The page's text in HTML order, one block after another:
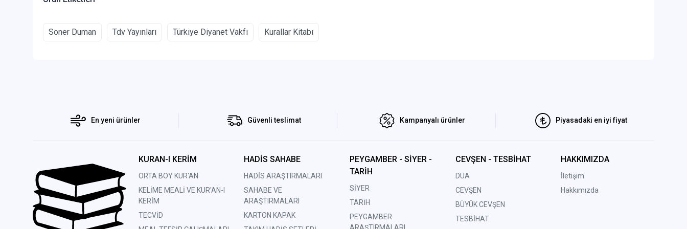
Soner Duman Tdv Yayınları Türkiye Diyanet Vakfı Kurallar Kitabı
En yeni ürünler Güvenli teslimat Kampanyalı ürünler Piyasadaki en iyi fiyat
KURAN-I KERİM
ORTA BOY KUR'AN
KELİME MEALİ VE KUR'AN-I
KERİM
TECVİD
HADİS SAHABE
HADİS ARAŞTIRMALARI
SAHABE VE
ARAŞTIRMALARI
KARTON KAPAK
PEYGAMBER - SİYER -
TARİH
SİYER
TARİH
PEYGAMBER
CEVŞEN - TESBİHAT
DUA
CEVŞEN
BÜYÜK CEVŞEN
TESBİHAT
HAKKIMIZDA
İletişim
Hakkımızda